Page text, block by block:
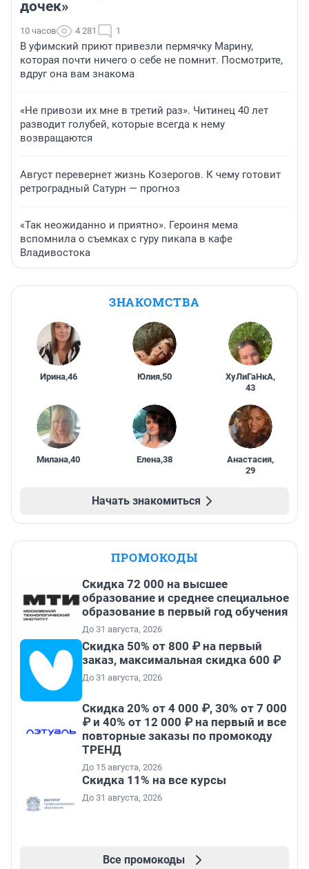
дочек»
10 часов 4 281 1
В уфимский приют привезли пермячку Марину,
которая почти ничего о себе не помнит. Посмотрите,
вдруг она вам знакома
«Не привози их мне в третий раз». Читинец 40 лет
разводит голубей, которые всегда к нему
возвращаются
Август перевернет жизнь Козерогов. К чему готовит
ретроградный Сатурн — прогноз
«Так неожиданно и приятно». Героиня мема
вспомнила о съемках с гуру пикапа в кафе
Владивостока
ЗНАКОМСТВА
Ирина,46 Юлия,50 ХуЛиГаНкА,
43
Милана,40 Елена,38 Анастасия,
29
Начать знакомиться
ПРОМОКОДЫ
Скидка 72 000 на высшее
образование и среднее специальное
образование в первый год обучения
До 31 августа, 2026
Скидка 50% от 800 ₽ на первый
заказ, максимальная скидка 600 ₽
До 31 августа, 2026
Скидка 20% от 4 000 ₽, 30% от 7 000
₽ и 40% от 12 000 ₽ на первый и все
повторные заказы по промокоду
ТРЕНД
До 15 августа, 2026
Скидка 11% на все курсы
До 31 августа, 2026
Все промокоды